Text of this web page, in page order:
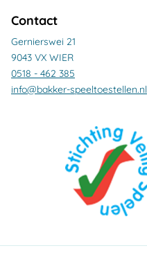
Contact
Gernierswei 21
9043 VX WIER
0518 - 462 385
info@bakker-speeltoestellen.nl